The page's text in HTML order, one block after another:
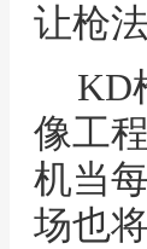
让枪
KD
像工
机当
场也